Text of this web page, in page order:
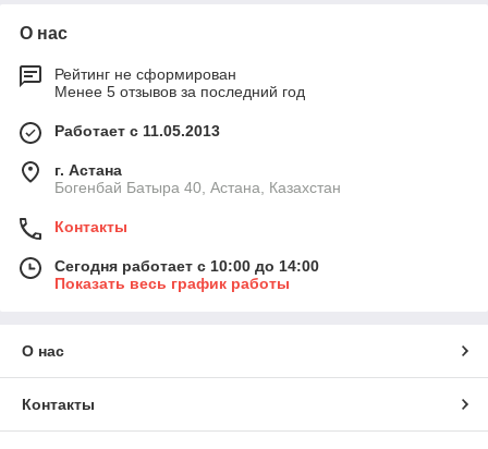
О нас
Рейтинг не сформирован
Менее 5 отзывов за последний год
Работает с 11.05.2013
г. Астана
Богенбай Батыра 40, Астана, Казахстан
Контакты
Сегодня работает с 10:00 до 14:00
Показать весь график работы
О нас
Контакты